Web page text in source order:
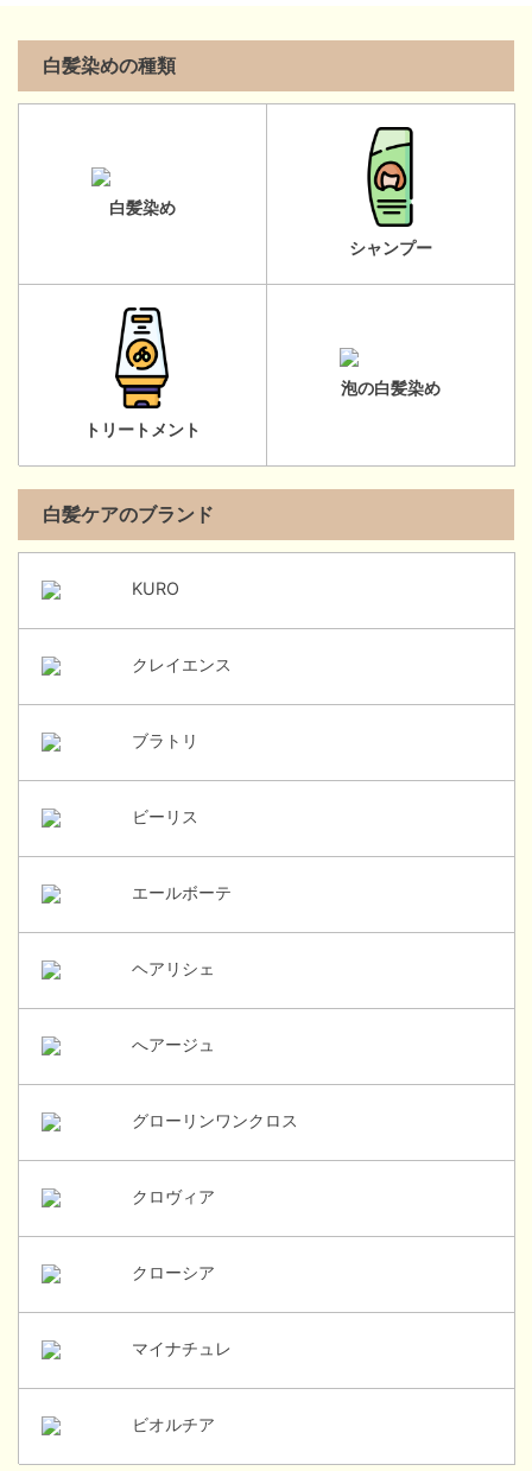
白髪染めの種類
白髪染め
シャンプー
トリートメント
泡の白髪染め
白髪ケアのブランド
KURO
クレイエンス
ブラトリ
ビーリス
エールボーテ
ヘアリシェ
へアージュ
グローリンワンクロス
クロヴィア
クローシア
マイナチュレ
ビオルチア